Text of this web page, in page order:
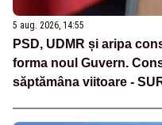
5 aug. 2026, 14:55
PSD, UDMR și aripa
forma noul Guvern.
săptămâna viitoare -